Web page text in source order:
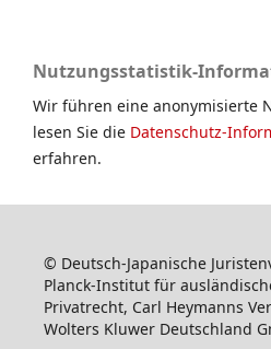
Nutzungsstatistik-
Wir führen eine anonymisierte
lesen Sie die Datenschutz-
erfahren.
© Deutsch-Japanische
Planck-Institut für
Privatrecht, Carl Heymanns
Wolters Kluwer Deutschland